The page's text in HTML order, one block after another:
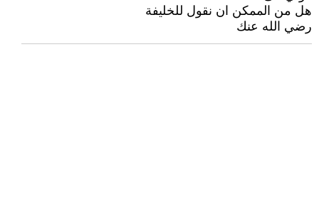
هل من الممكن ان نقول للخليفة
رضي الله عنك